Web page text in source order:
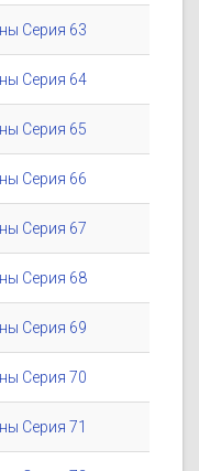
Серия 63
Серия 64
Серия 65
Серия 66
Серия 67
Серия 68
Серия 69
Серия 70
Серия 71